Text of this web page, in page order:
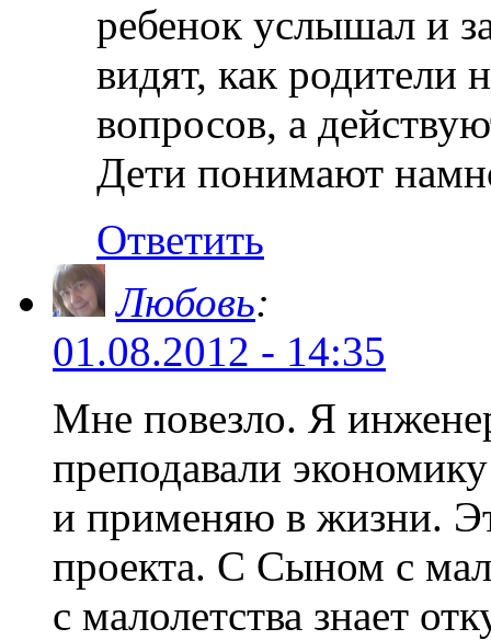
ребенок услышал и
видят, как родители
вопросов, а
Дети понимают
Ответить
Любовь:
01.08.2012 - 14:35
Мне повезло. Я
преподавали
и применяю в жизни.
проекта. С Сыном с
с малолетства знает